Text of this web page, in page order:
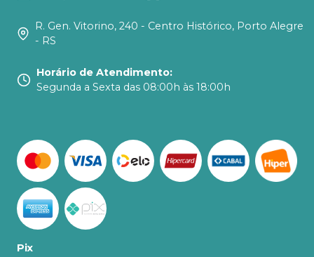
R. Gen. Vitorino, 240 - Centro Histórico, Porto Alegre
- RS
Horário de Atendimento:
Segunda a Sexta das 08:00h às 18:00h
Pix